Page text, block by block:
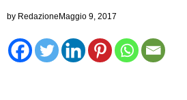
by Redazione Maggio 9, 2017